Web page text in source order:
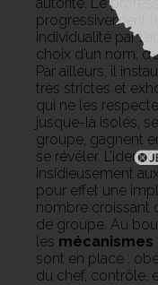
progressivement
individualité par
choix d’un nom,
Par ailleurs, il
très strictes et
qui ne les
jusque-là isolés,
groupe, gagnent
se révéler.
insidieusement
pour effet une
nombre croissant
de groupe. Au
les
sont en place :
du chef, contrôle,